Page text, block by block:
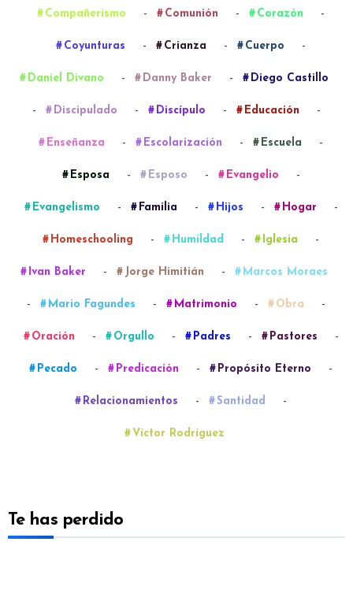
Compañerismo - Comunión - Corazón -
Coyunturas - Crianza - Cuerpo -
Daniel Divano - Danny Baker - Diego Castillo
- Discipulado - Discípulo - Educación -
Enseñanza - Escolarización - Escuela -
Esposa - Esposo - Evangelio -
Evangelismo - Familia - Hijos - Hogar -
Homeschooling - Humildad - Iglesia -
Ivan Baker - Jorge Himitián - Marcos Moraes
- Mario Fagundes - Matrimonio - Obra -
Oración - Orgullo - Padres - Pastores -
Pecado - Predicación - Propósito Eterno -
Relacionamientos - Santidad -
Víctor Rodríguez
Te has perdido